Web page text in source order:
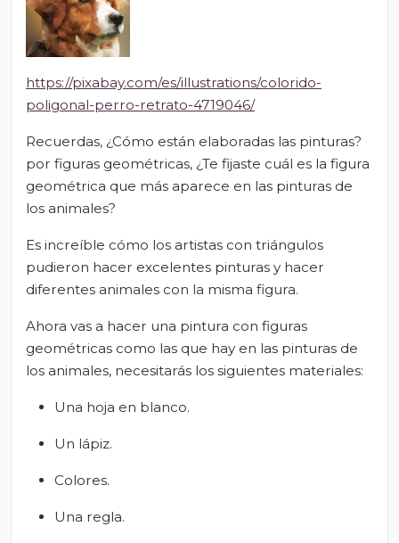
https://pixabay.com/es/illustrations/colorido-
poligonal-perro-retrato-4719046/
Recuerdas, ¿Cómo están elaboradas las pinturas?
por figuras geométricas, ¿Te fijaste cuál es la figura
geométrica que más aparece en las pinturas de
los animales?
Es increíble cómo los artistas con triángulos
pudieron hacer excelentes pinturas y hacer
diferentes animales con la misma figura.
Ahora vas a hacer una pintura con figuras
geométricas como las que hay en las pinturas de
los animales, necesitarás los siguientes materiales:
Una hoja en blanco.
Un lápiz.
Colores.
Una regla.